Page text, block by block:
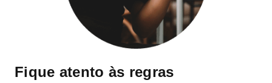
Fique atento às regras